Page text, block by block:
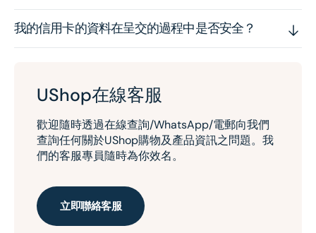
我的信用卡的資料在呈交的過程中是否安全？
UShop在線客服
歡迎隨時透過在線查詢/WhatsApp/電郵向我們
查詢任何關於UShop購物及產品資訊之問題。我
們的客服專員隨時為你效名。
立即聯絡客服